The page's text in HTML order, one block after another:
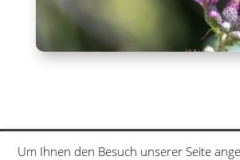
Klettersteige
Um Ihnen den Besuch unserer Seite